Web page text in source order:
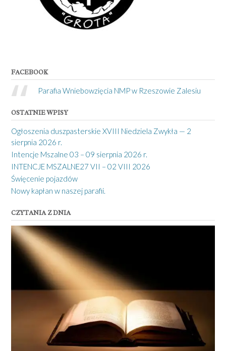
FACEBOOK
Parafia Wniebowzięcia NMP w Rzeszowie Zalesiu
OSTATNIE WPISY
Ogłoszenia duszpasterskie XVIII Niedziela Zwykła — 2
sierpnia 2026 r.
Intencje Mszalne 03 – 09 sierpnia 2026 r.
INTENCJE MSZALNE27 VII – 02 VIII 2026
Święcenie pojazdów
Nowy kapłan w naszej parafii.
CZYTANIA Z DNIA